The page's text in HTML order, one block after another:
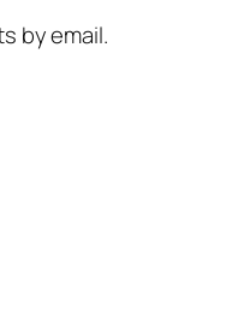
by email.